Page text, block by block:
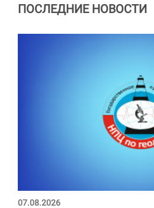
ПОСЛЕДНИЕ НОВОСТИ
07.08.2026